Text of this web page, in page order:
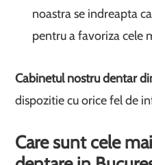
noastra se indreapta
pentru a favoriza cele
Cabinetul nostru dentar
dispozitie cu orice fel de
Care sunt cele